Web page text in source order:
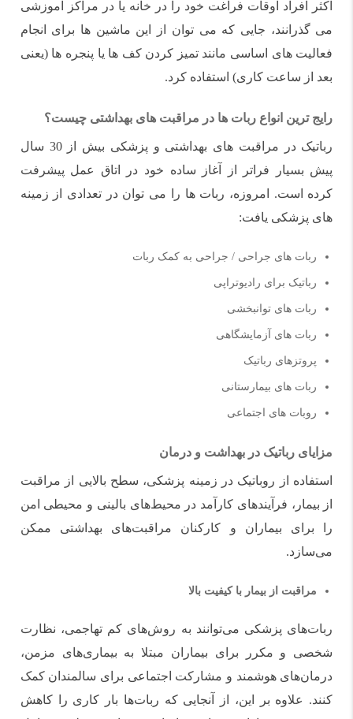
اکثر افراد اوقات فراغت خود را در خانه یا در مراکز آموزشی
می گذرانند، جایی که می توان از این ماشین ها برای انجام
فعالیت های اساسی مانند تمیز کردن کف ها یا پنجره ها (یعنی
بعد از ساعت کاری) استفاده کرد.
رایج ترین انواع ربات ها در مراقبت های بهداشتی چیست؟
رباتیک در مراقبت های بهداشتی و پزشکی بیش از 30 سال
پیش بسیار فراتر از آغاز ساده خود در اتاق عمل پیشرفت
کرده است. امروزه، ربات ها را می توان در تعدادی از زمینه
های پزشکی یافت:
ربات های جراحی / جراحی به کمک ربات
رباتیک برای رادیوتراپی
ربات های توانبخشی
ربات های آزمایشگاهی
پروتزهای رباتیک
ربات های بیمارستانی
روبات های اجتماعی
مزایای رباتیک در بهداشت و درمان
استفاده از روباتیک در زمینه پزشکی، سطح بالایی از مراقبت
از بیمار، فرآیندهای کارآمد در محیط‌های بالینی و محیطی امن
را برای بیماران و کارکنان مراقبت‌های بهداشتی ممکن
می‌سازد.
مراقبت از بیمار با کیفیت بالا
ربات‌های پزشکی می‌توانند به روش‌های کم تهاجمی، نظارت
شخصی و مکرر برای بیماران مبتلا به بیماری‌های مزمن،
درمان‌های هوشمند و مشارکت اجتماعی برای سالمندان کمک
کنند. علاوه بر این، از آنجایی که ربات‌ها بار کاری را کاهش